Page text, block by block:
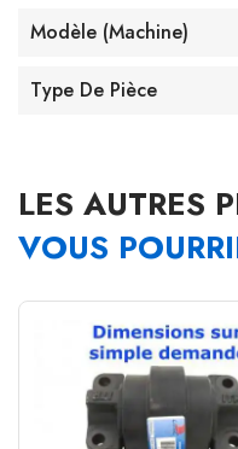
Modèle (machine)
Type De Pièce
LES AUTRES
VOUS